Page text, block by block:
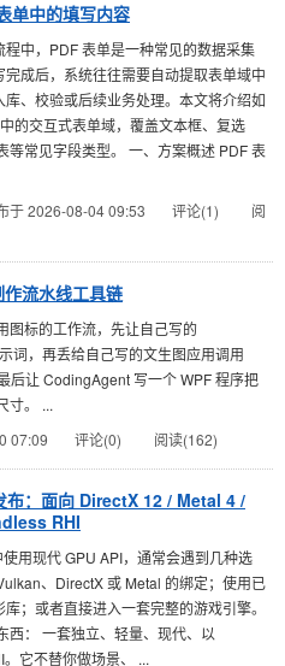
单中的填写内容
程中，PDF 表单是一种常见的数据采集
完成后，系统往往需要自动提取表单域中
库、校验或后续业务处理。本文将介绍如
的交互式表单域，覆盖文本框、复选
等常见字段类型。 一、方案概述 PDF 表
于 2026-08-04 09:53 评论(1)
阅
流水线工具链
图标的工作流，先让自己写的
词，再丢给自己写的文生图应用调用
后让 CodingAgent 写一个 WPF 程序把
寸。 ...
07:09 评论(0) 阅读(162)
：面向 DirectX 12 / Metal 4 /
RHI
用现代 GPU API，通常会遇到几种选
、DirectX 或 Metal 的绑定；使用已
；或者直接进入一套完整的游戏引擎。
西： 一套独立、轻量、现代、以
它不替你做场景、 ...